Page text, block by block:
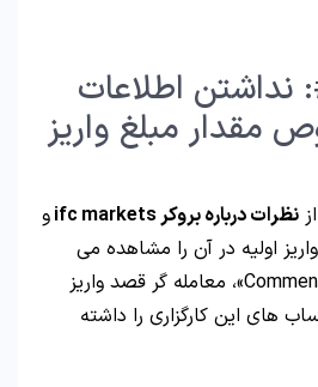
شماره 1#: نداشتن اطلاعات
مقدار مبلغ واریز
نظرات درباره بروکر ifc markets
و
اولیه در آن را مشاهده می
کنید. در این «کامنت/Comment»، معامله گر قصد واریز
های این کارگزاری را داشته